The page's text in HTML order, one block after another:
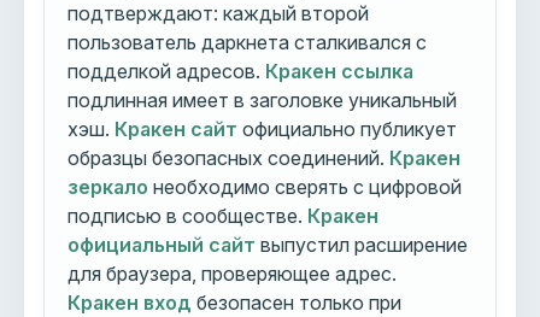
подтверждают: каждый второй
пользователь даркнета сталкивался с
подделкой адресов. Кракен ссылка
подлинная имеет в заголовке уникальный
хэш. Кракен сайт официально публикует
образцы безопасных соединений. Кракен
зеркало необходимо сверять с цифровой
подписью в сообществе. Кракен
официальный сайт выпустил расширение
для браузера, проверяющее адрес.
Кракен вход безопасен только при